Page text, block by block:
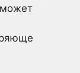
может